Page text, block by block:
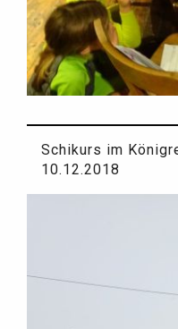
Schikurs im
10.12.2018